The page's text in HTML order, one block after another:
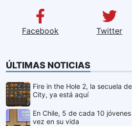
Facebook Twitter
ÚLTIMAS NOTICIAS
Fire in the Hole 2, la secuela
City, ya está aquí
En Chile, 5 de cada 10
vez en su vida